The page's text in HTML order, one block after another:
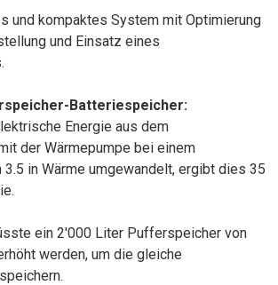
und kompaktes System mit Optimierung
und Einsatz eines
Batteriespeicher:
Energie aus dem
der Wärmepumpe bei einem
3.5 in Wärme umgewandelt, ergibt dies 35
ein 2'000 Liter Pufferspeicher von
werden, um die gleiche